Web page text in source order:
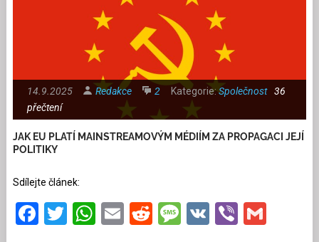
14.9.2025 Redakce 2 Kategorie:Společnost
36
přečtení
JAK EU PLATÍ MAINSTREAMOVÝM MÉDIÍM ZA PROPAGACI JEJÍ
POLITIKY
Sdílejte článek:
Facebook
Twitter
WhatsApp
EmailRedditMessage
VKViber